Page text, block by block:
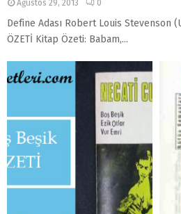
Ağustos 29, 2013 0
Define Adası Robert Louis Stevenson
ÖZETİ Kitap Özeti: Babam,...